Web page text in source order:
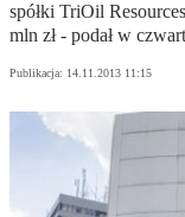
spółki TriOil
mln zł - podał w
Publikacja: 14.11.2013 11:15